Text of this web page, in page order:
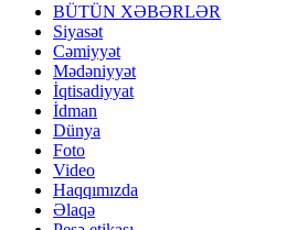
BÜTÜN XƏBƏRLƏR
Siyasət
Cəmiyyət
Mədəniyyət
İqtisadiyyat
İdman
Dünya
Foto
Video
Haqqımızda
Əlaqə